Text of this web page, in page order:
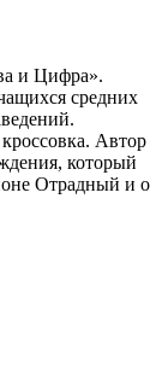
и Цифра».
средних
Автор
который
Отрадный и о